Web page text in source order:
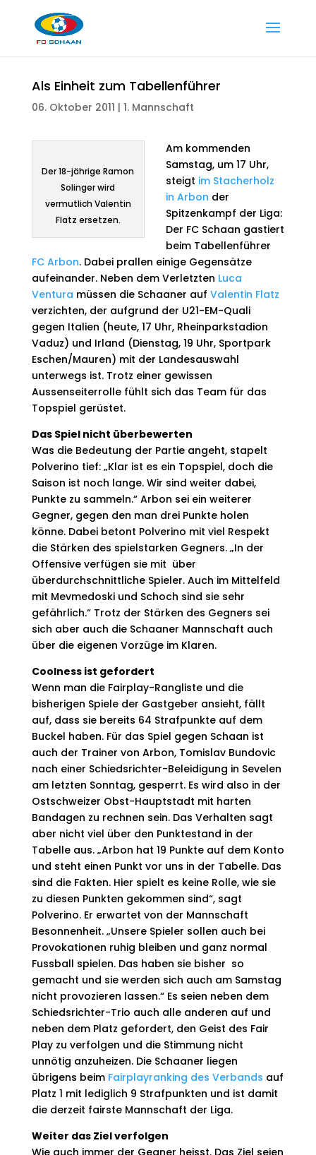
Als Einheit zum Tabellenführer
06. Oktober 2011 | 1. Mannschaft
Der 18-jährige Ramon
Solinger wird
vermutlich Valentin
Flatz ersetzen.
Am kommenden
Samstag, um 17 Uhr,
steigt im Stacherholz
in Arbon der
Spitzenkampf der Liga:
Der FC Schaan gastiert
beim Tabellenführer
FC Arbon. Dabei prallen einige Gegensätze
aufeinander. Neben dem Verletzten Luca
Ventura müssen die Schaaner auf Valentin Flatz
verzichten, der aufgrund der U21-EM-Quali
gegen Italien (heute, 17 Uhr, Rheinparkstadion
Vaduz) und Irland (Dienstag, 19 Uhr, Sportpark
Eschen/Mauren) mit der Landesauswahl
unterwegs ist. Trotz einer gewissen
Aussenseiterrolle fühlt sich das Team für das
Topspiel gerüstet.
Das Spiel nicht überbewerten
Was die Bedeutung der Partie angeht, stapelt
Polverino tief: „Klar ist es ein Topspiel, doch die
Saison ist noch lange. Wir sind weiter dabei,
Punkte zu sammeln.“ Arbon sei ein weiterer
Gegner, gegen den man drei Punkte holen
könne. Dabei betont Polverino mit viel Respekt
die Stärken des spielstarken Gegners. „In der
Offensive verfügen sie mit über
überdurchschnittliche Spieler. Auch im Mittelfeld
mit Mevmedoski und Schoch sind sie sehr
gefährlich.“ Trotz der Stärken des Gegners sei
sich aber auch die Schaaner Mannschaft auch
über die eigenen Vorzüge im Klaren.
Coolness ist gefordert
Wenn man die Fairplay-Rangliste und die
bisherigen Spiele der Gastgeber ansieht, fällt
auf, dass sie bereits 64 Strafpunkte auf dem
Buckel haben. Für das Spiel gegen Schaan ist
auch der Trainer von Arbon, Tomislav Bundovic
nach einer Schiedsrichter-Beleidigung in Sevelen
am letzten Sonntag, gesperrt. Es wird also in der
Ostschweizer Obst-Hauptstadt mit harten
Bandagen zu rechnen sein. Das Verhalten sagt
aber nicht viel über den Punktestand in der
Tabelle aus. „Arbon hat 19 Punkte auf dem Konto
und steht einen Punkt vor uns in der Tabelle. Das
sind die Fakten. Hier spielt es keine Rolle, wie sie
zu diesen Punkten gekommen sind“, sagt
Polverino. Er erwartet von der Mannschaft
Besonnenheit. „Unsere Spieler sollen auch bei
Provokationen ruhig bleiben und ganz normal
Fussball spielen. Das haben sie bisher so
gemacht und sie werden sich auch am Samstag
nicht provozieren lassen.“ Es seien neben dem
Schiedsrichter-Trio auch alle anderen auf und
neben dem Platz gefordert, den Geist des Fair
Play zu verfolgen und die Stimmung nicht
unnötig anzuheizen. Die Schaaner liegen
übrigens beim Fairplayranking des Verbands auf
Platz 1 mit lediglich 9 Strafpunkten und ist damit
die derzeit fairste Mannschaft der Liga.
Weiter das Ziel verfolgen
Wie auch immer der Gegner heisst. Das Ziel seien